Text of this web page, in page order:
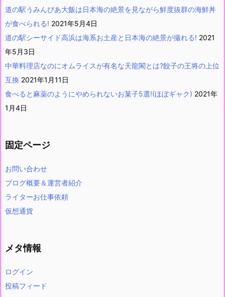
道の駅うみんぴあ大飯は日本海の絶景を見ながら鮮度抜群の海鮮丼
が食べられる! 2021年5月4日
道の駅シーサイド高浜は海系お土産と日本海の絶景が撮れる! 2021
年5月3日
中華料理店なのにオムライスが有名な天龍閣とは?餃子の王将の上位
互換 2021年1月11日
食べると麻薬のようにやめられないお菓子5選!(ほぼギャク) 2021年
1月4日
固定ページ
お問い合わせ
ブログ概要＆運営者紹介
ライターお仕事依頼
仮想通貨
メタ情報
ログイン
投稿フィード